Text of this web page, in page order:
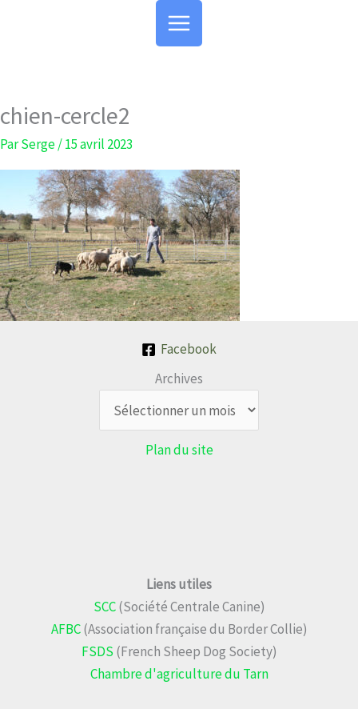
chien-cercle2
ParSerge/15 avril 2023
Facebook
Archives
Plan du site
Liens utiles
SCC(Société Centrale Canine)
AFBC(Association française du Border Collie)
FSDS (French Sheep Dog Society)
Chambre d'agriculture du Tarn